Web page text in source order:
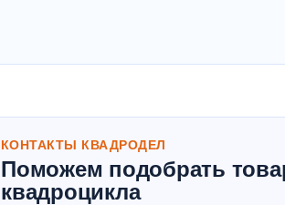
КОНТАКТЫ КВАДРОДЕЛ
Поможем подобрать
квадроцикла